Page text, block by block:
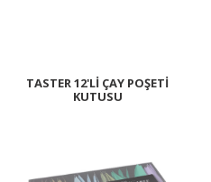
TASTER 12'Lİ ÇAY POŞETİ
KUTUSU